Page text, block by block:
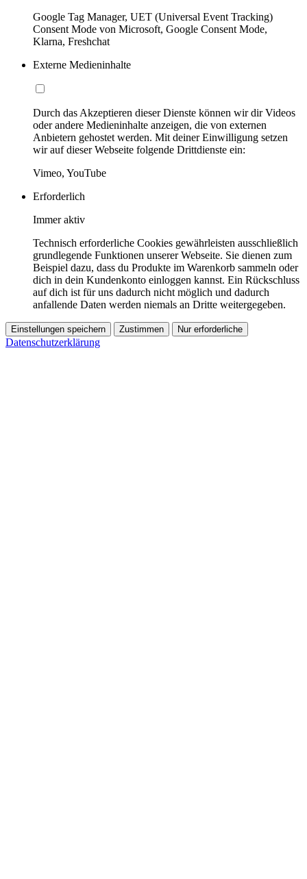
Google Tag Manager, UET (Universal Event Tracking)
Consent Mode von Microsoft, Google Consent Mode,
Klarna, Freshchat
Externe Medieninhalte
Durch das Akzeptieren dieser Dienste können wir dir Videos
oder andere Medieninhalte anzeigen, die von externen
Anbietern gehostet werden. Mit deiner Einwilligung setzen
wir auf dieser Webseite folgende Drittdienste ein:
Vimeo, YouTube
Erforderlich
Immer aktiv
Technisch erforderliche Cookies gewährleisten ausschließlich
grundlegende Funktionen unserer Webseite. Sie dienen zum
Beispiel dazu, dass du Produkte im Warenkorb sammeln oder
dich in dein Kundenkonto einloggen kannst. Ein Rückschluss
auf dich ist für uns dadurch nicht möglich und dadurch
anfallende Daten werden niemals an Dritte weitergegeben.
Einstellungen speichern Zustimmen Nur erforderliche
Datenschutzerklärung